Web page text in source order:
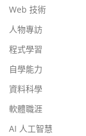
Web 技術
人物專訪
程式學習
自學能力
資料科學
軟體職涯
AI 人工智慧